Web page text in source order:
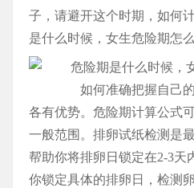
子，请避开这个时期，如何
是什么时候，女生危险期怎
如何准确把握自己的
各有优势。危险期计算公式
一般范围。排卵试纸检测是
帮助你将排卵日锁定在2-3天
你锁定具体的排卵日，检测